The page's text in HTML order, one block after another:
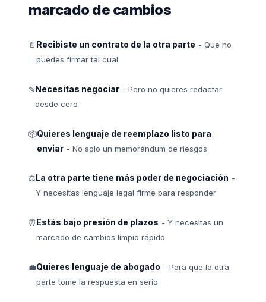
marcado de cambios
📄 Recibiste un contrato de la otra parte - Que no
puedes firmar tal cual
✎Necesitas negociar - Pero no quieres redactar
desde cero
📦Quieres lenguaje de reemplazo listo para
enviar - No solo un memorándum de riesgos
⚖La otra parte tiene más poder de negociación -
Y necesitas lenguaje legal firme para responder
⏰Estás bajo presión de plazos - Y necesitas un
marcado de cambios limpio rápido
💼Quieres lenguaje de abogado - Para que la otra
parte tome la respuesta en serio